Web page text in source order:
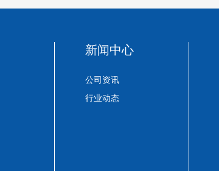
新闻中心
公司资讯
行业动态